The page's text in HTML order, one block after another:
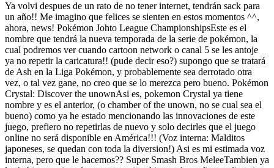
Ya volvi despues de un rato de no tener internet, tendrán sack para
un año!! Me imagino que felices se sienten en estos momentos ^^,
ahora, news! Pokémon Johto League ChampionshipsEste es el
nombre que tendrá la nueva temporada de la serie de pokémon, la
cual podremos ver cuando cartoon network o canal 5 se les antoje
ya no repetir la caricatura!! (pude decir eso?) supongo que se tratará
de Ash en la Liga Pokémon, y probablemente sea derrotado otra
vez, o tal vez gane, no creo que se lo merezca pero bueno. Pokémon
Crystal: Discover the unownAsi es, pokemon Crystal ya tiene
nombre y es el anterior, (o chamber of the unown, no se cual sea el
bueno) como ya he estado mencionando las innovaciones de este
juego, prefiero no repetirlas de nuevo y solo decirles que el juego
online no será disponible en América!!! (Voz interna: Malditos
japoneses, se quedan con toda la diversion!) Asi es mi estimada voz
interna, pero que le hacemos?? Super Smash Bros MeleeTambien ya